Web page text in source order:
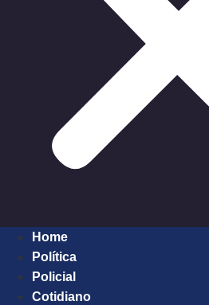
Home
Política
Policial
Cotidiano